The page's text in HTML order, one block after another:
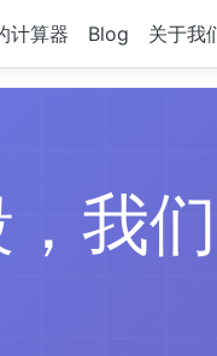
计算器 Blog 关于我
我